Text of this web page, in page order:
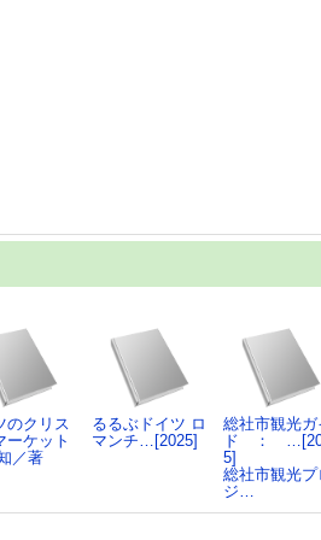
のクリス
ーケット
／著
るるぶドイツ ロ
マンチ…[2025]
総社市観光ガ
ド ：
5]
総社市観光プ
ジ…